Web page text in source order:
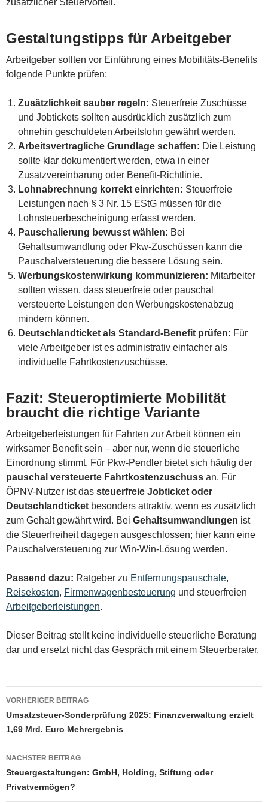
Gestaltungstipps für Arbeitgeber
Arbeitgeber sollten vor Einführung eines Mobilitäts-Benefits
folgende Punkte prüfen:
Zusätzlichkeit sauber regeln: Steuerfreie Zuschüsse
und Jobtickets sollten ausdrücklich zusätzlich zum
ohnehin geschuldeten Arbeitslohn gewährt werden.
Arbeitsvertragliche Grundlage schaffen: Die Leistung
sollte klar dokumentiert werden, etwa in einer
Zusatzvereinbarung oder Benefit-Richtlinie.
Lohnabrechnung korrekt einrichten: Steuerfreie
Leistungen nach § 3 Nr. 15 EStG müssen für die
Lohnsteuerbescheinigung erfasst werden.
Pauschalierung bewusst wählen: Bei
Gehaltsumwandlung oder Pkw-Zuschüssen kann die
Pauschalversteuerung die bessere Lösung sein.
Werbungskostenwirkung kommunizieren: Mitarbeiter
sollten wissen, dass steuerfreie oder pauschal
versteuerte Leistungen den Werbungskostenabzug
mindern können.
Deutschlandticket als Standard-Benefit prüfen: Für
viele Arbeitgeber ist es administrativ einfacher als
individuelle Fahrtkostenzuschüsse.
Fazit: Steueroptimierte Mobilität
braucht die richtige Variante
Arbeitgeberleistungen für Fahrten zur Arbeit können ein
wirksamer Benefit sein – aber nur, wenn die steuerliche
Einordnung stimmt. Für Pkw-Pendler bietet sich häufig der
pauschal versteuerte Fahrtkostenzuschuss an. Für
ÖPNV-Nutzer ist das steuerfreie Jobticket oder
Deutschlandticket besonders attraktiv, wenn es zusätzlich
zum Gehalt gewährt wird. Bei Gehaltsumwandlungen ist
die Steuerfreiheit dagegen ausgeschlossen; hier kann eine
Pauschalversteuerung zur Win-Win-Lösung werden.
Passend dazu: Ratgeber zu Entfernungspauschale,
Reisekosten, Firmenwagenbesteuerung und steuerfreien
Arbeitgeberleistungen.
Dieser Beitrag stellt keine individuelle steuerliche Beratung
dar und ersetzt nicht das Gespräch mit einem Steuerberater.
Beitragsnavigation
VORHERIGER BEITRAG
Umsatzsteuer-Sonderprüfung 2025: Finanzverwaltung erzielt
1,69 Mrd. Euro Mehrergebnis
NÄCHSTER BEITRAG
Steuergestaltungen: GmbH, Holding, Stiftung oder
Privatvermögen?